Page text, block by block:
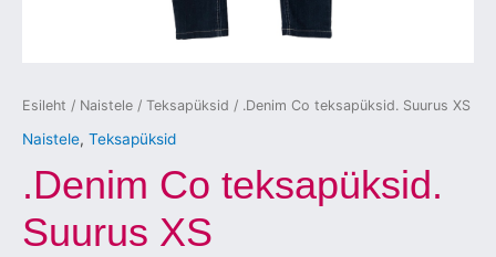
Esileht / Naistele / Teksapüksid / .Denim Co teksapüksid. Suurus XS
Naistele, Teksapüksid
.Denim Co teksapüksid.
Suurus XS